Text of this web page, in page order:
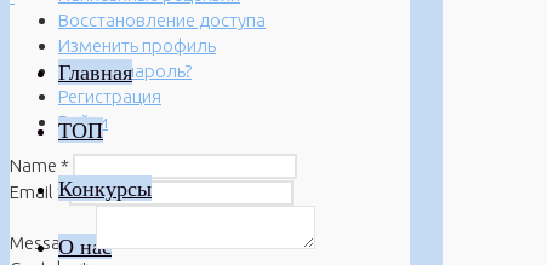
Главная
ТОП
Конкурсы
О нас
Восстановление доступа
Изменить профиль
Забыли пароль?
Регистрация
Войти
Name *
Email *
Message*